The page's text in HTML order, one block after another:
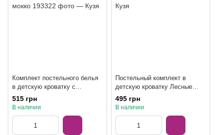
Комплект постельного белья
в детскую кроватку с
простыней на резинке, мокко
515 грн
В наличии
Постельный комплект в
детскую кроватку Лесные
зверята
495 грн
В наличии